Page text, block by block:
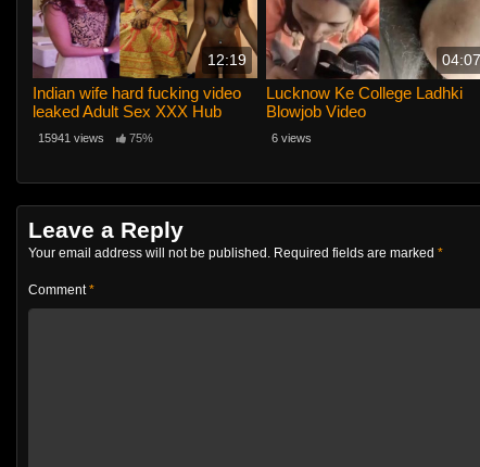
12:19
Indian wife hard fucking video
leaked Adult Sex XXX Hub
15941 views 75%
04:07
Lucknow Ke College Ladhki
Blowjob Video
6 views
Leave a Reply
Your email address will not be published. Required fields are marked *
Comment*